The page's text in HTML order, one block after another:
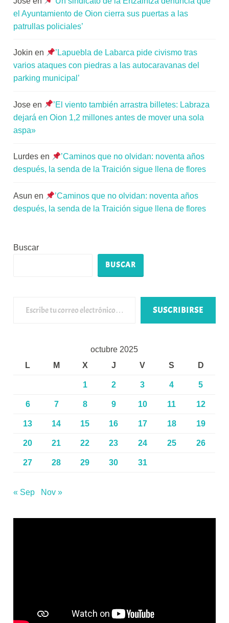
el Ayuntamiento de Oion cierra sus puertas a las
patrullas policiales’
Jokin en
’Lapuebla de Labarca pide civismo tras
varios ataques con piedras a las autocaravanas del
parking municipal’
Jose en
’El viento también arrastra billetes: Labraza
dejará en Oion 1,2 millones antes de mover una sola
aspa»
Lurdes en
’Caminos que no olvidan: noventa años
después, la senda de la Traición sigue llena de flores
Asun en
’Caminos que no olvidan: noventa años
después, la senda de la Traición sigue llena de flores
Buscar
BUSCAR
SUSCRIBIRSE
octubre 2025
L
M X J V S D
1 2 3 4 5
6 7 8 9 10 11 12
13 14 15 16 17 18 19
20 21 22 23 24 25 26
27 28 29 30 31
« Sep Nov »